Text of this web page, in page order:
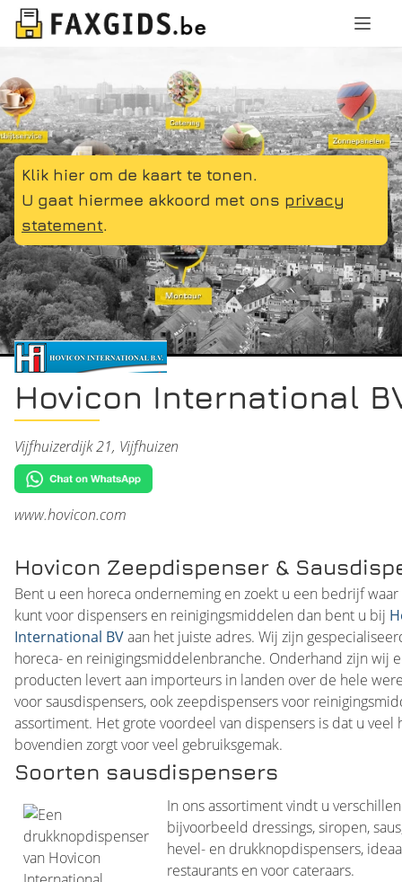
Klik hier om de kaart te tonen.
U gaat hiermee akkoord met ons privacy
statement.
Hovicon International
Vijfhuizerdijk 21, Vijfhuizen
www.hovicon.com
Hovicon Zeepdispenser &
Bent u een horeca onderneming en zoekt u een bedrijf
kunt voor dispensers en reinigingsmiddelen dan bent u bij
International BVaan het juiste adres. Wij zijn
horeca- en reinigingsmiddelenbranche. Onderhand zijn wij
producten levert aan importeurs in landen over de hele
voor sausdispensers, ook zeepdispensers voor
assortiment. Het grote voordeel van dispensers is dat u
bovendien zorgt voor veel gebruiksgemak.
Soorten sausdispensers
In ons assortiment vindt u
bijvoorbeeld dressings, siropen,
hevel- en drukknopdispensers,
restaurants en voor cateraars.